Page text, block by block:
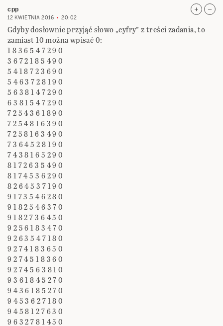
cpp
12 KWIETNIA 2016 20:02
Gdyby dosłownie przyjąć słowo „cyfry” z treści zadania, to
zamiast 10 można wpisać 0:
1 8 3 6 5 4 7 2 9 0
3 6 7 2 1 8 5 4 9 0
5 4 1 8 7 2 3 6 9 0
5 4 6 3 7 2 8 1 9 0
5 6 3 8 1 4 7 2 9 0
6 3 8 1 5 4 7 2 9 0
7 2 5 4 3 6 1 8 9 0
7 2 5 4 8 1 6 3 9 0
7 2 5 8 1 6 3 4 9 0
7 3 6 4 5 2 8 1 9 0
7 4 3 8 1 6 5 2 9 0
8 1 7 2 6 3 5 4 9 0
8 1 7 4 5 3 6 2 9 0
8 2 6 4 5 3 7 1 9 0
9 1 7 3 5 4 6 2 8 0
9 1 8 2 5 4 6 3 7 0
9 1 8 2 7 3 6 4 5 0
9 2 5 6 1 8 3 4 7 0
9 2 6 3 5 4 7 1 8 0
9 2 7 4 1 8 3 6 5 0
9 2 7 4 5 1 8 3 6 0
9 2 7 4 5 6 3 8 1 0
9 3 6 1 8 4 5 2 7 0
9 4 3 6 1 8 5 2 7 0
9 4 5 3 6 2 7 1 8 0
9 4 5 8 1 2 7 6 3 0
9 6 3 2 7 8 1 4 5 0